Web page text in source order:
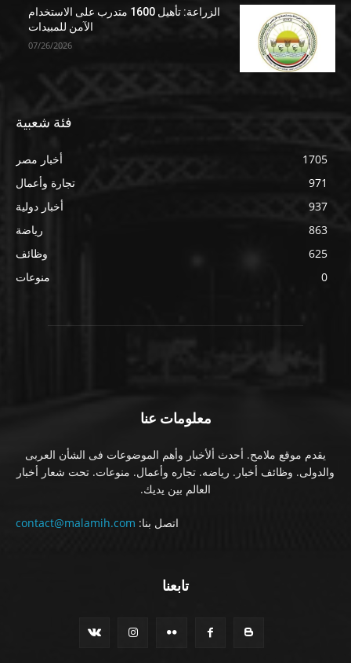
الزراعة: تأهيل 1600 متدرب على الاستخدام
الآمن للمبيدات
07/26/2026
فئة شعبية
أخبار مصر
1705
تجارة وأعمال
971
أخبار دولية
937
رياضة
863
وظائف
625
منوعات
0
معلومات عنا
يقدم موقع ملامح. أحدث ألأخبار وأهم الموضوعات فى الشأن العربى
والدولى. وظائف أخبار. رياضه. تجاره وأعمال. منوعات. تحت شعار أخبار
العالم بين يديك.
اتصل بنا: contact@malamih.com
تابعنا